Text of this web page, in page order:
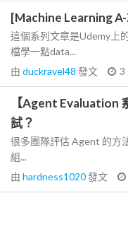
[Machine Learning
這個系列文章是Udemy上
檔學一點data...
由 duckravel48 發文 3
【Agent Evaluation
試？
很多團隊評估 Agent 的方
組...
由 hardness1020發文